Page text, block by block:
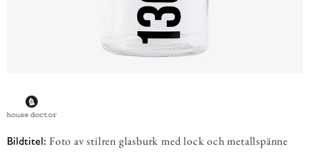
Bildtitel: Foto av stilren glasburk med lock och metallspänne